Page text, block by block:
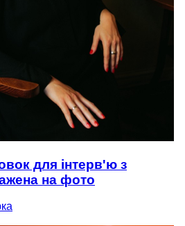
для інтерв'ю з
на фото